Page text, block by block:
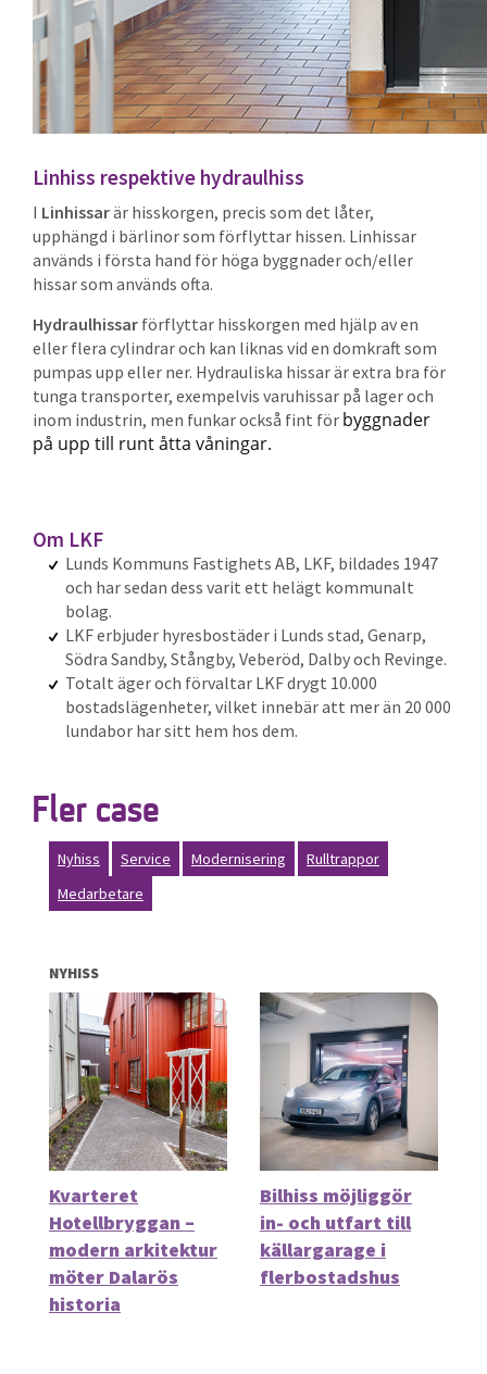
Linhiss respektive hydraulhiss
I Linhissarär hisskorgen, precis som det låter,
upphängd i bärlinor som förflyttar hissen. Linhissar
används i första hand för höga byggnader och/eller
hissar som används ofta.
Hydraulhissar förflyttar hisskorgen med hjälp av en
eller flera cylindrar och kan liknas vid en domkraft som
pumpas upp eller ner. Hydrauliska hissar är extra bra för
tunga transporter, exempelvis varuhissar på lager och
inom industrin, men funkar också fint för byggnader
på upp till runt åtta våningar.
Om LKF
Lunds Kommuns Fastighets AB, LKF, bildades 1947
och har sedan dess varit ett helägt kommunalt
bolag.
LKF erbjuder hyresbostäder i Lunds stad, Genarp,
Södra Sandby, Stångby, Veberöd, Dalby och Revinge.
Totalt äger och förvaltar LKF drygt 10.000
bostadslägenheter, vilket innebär att mer än 20 000
lundabor har sitt hem hos dem.
Fler case
Nyhiss Service Modernisering
Rulltrappor
Medarbetare
NYHISS
Kvarteret
Hotellbryggan –
modern arkitektur
möter Dalarös
historia
Bilhiss möjliggör
in- och utfart till
källargarage i
flerbostadshus